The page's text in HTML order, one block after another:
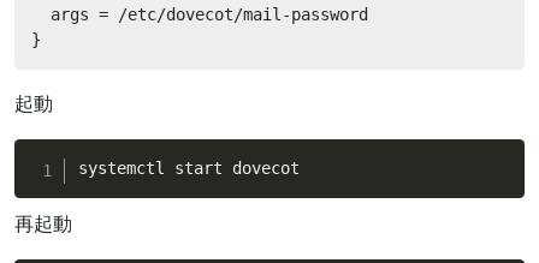
}
起動
systemctl start dovecot
再起動